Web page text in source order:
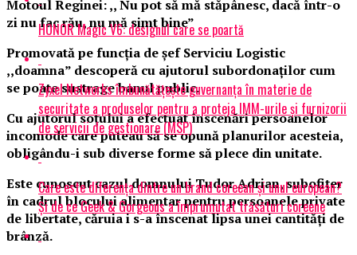
Motoul Reginei: ,, Nu pot să mă stăpânesc, dacă într-o
zi nu fac rău, nu mă simt bine”
Promovată pe funcția de șef Serviciu Logistic
,,doamna” descoperă cu ajutorul subordonaților cum
se poate sustrage banul public.
Cu ajutorul soțului a efectuat înscenări persoanelor
incomode care puteau să se opună planurilor acesteia,
obligându-i sub diverse forme să plece din unitate.
Este cunoscut cazul domnului Tudor Adrian, subofițer
în cadrul blocului alimentar pentru persoanele private
de libertate, căruia i s-a înscenat lipsa unei cantități de
brânză.
HONOR Magic V6: designul care se poartă
Zyxel Networks îmbunătățește guvernanța în materie de
securitate a produselor pentru a proteja IMM-urile și furnizorii
de servicii de gestionare (MSP)
Care este diferența dintre un brand coreean și unul european?
Și de ce Geek & Gorgeous a împrumutat trăsături coreene